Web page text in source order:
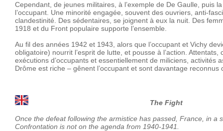
Cependant, de jeunes militaires, à l’exemple de De Gaulle, puis
l’occupant. Une minorité engagée, souvent des ouvriers, anti-
clandestinité. Des sédentaires, se joignent à eux la nuit. Des
1918 et du Front populaire supporte l’ensemble.
Au fil des années 1942 et 1943, alors que l’occupant et Vichy
obligatoire) nourrit l’esprit de lutte, et pousse à l’action.
exécutions d’occupants et essentiellement de miliciens, activités
Drôme est riche – gênent l’occupant et sont davantage
The Fight
Once the defeat following the armistice has passed, France, in a
Confrontation is not on the agenda from 1940-1941.